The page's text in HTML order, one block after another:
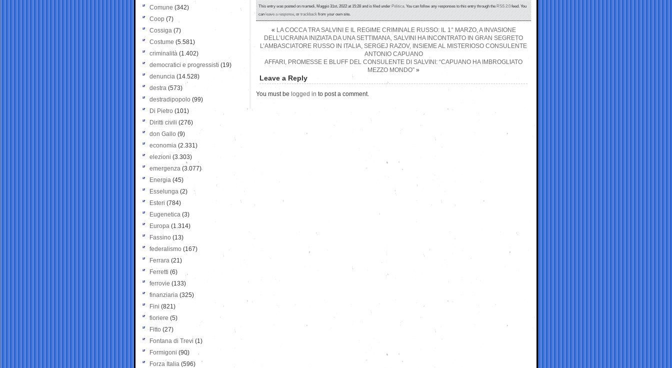
This entry was posted on martedì, Maggio 31st, 2022 at 15:28 and is filed underPolitica. You can follow any responses to this entry through theRSS 2.0feed. You
canleave a response, ortrackbackfrom your own site.
« LA COCCA TRA SALVINI E IL REGIME CRIMINALE RUSSO: IL 1° MARZO, A INVASIONE
DELL’UCRAINA INIZIATA DA UNA SETTIMANA, SALVINI HA INCONTRATO IN GRAN SEGRETO
L’AMBASCIATORE RUSSO IN ITALIA, SERGEJ RAZOV, INSIEME AL MISTERIOSO CONSULENTE
ANTONIO CAPUANO
AFFARI, PROMESSE E BLUFF DEL CONSULENTE DI SALVINI: “CAPUANO HA IMBROGLIATO
MEZZO MONDO” »
Leave a Reply
You must be logged in to post a comment.
Comune (342)
Coop (7)
Cossiga (7)
Costume (5.581)
criminalità (1.402)
democratici e progressisti (19)
denuncia (14.528)
destra (573)
destradipopolo (99)
Di Pietro (101)
Diritti civili (276)
don Gallo (9)
economia (2.331)
elezioni (3.303)
emergenza (3.077)
Energia (45)
Esselunga (2)
Esteri (784)
Eugenetica (3)
Europa (1.314)
Fassino (13)
federalismo (167)
Ferrara (21)
Ferretti (6)
ferrovie (133)
finanziaria (325)
Fini (821)
fioriere (5)
Fitto (27)
Fontana di Trevi (1)
Formigoni (90)
Forza Italia (596)